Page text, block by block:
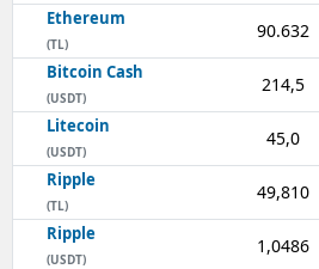
Ethereum
(TL)
90.632
Bitcoin Cash
(USDT)
214,5
Litecoin
(USDT)
45,0
Ripple
(TL)
49,810
Ripple
(USDT)
1,0486